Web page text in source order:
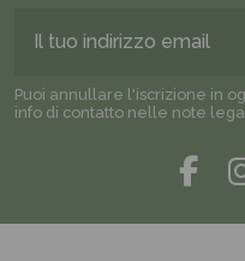
Puoi annullare l'iscrizione in
info di contatto nelle note